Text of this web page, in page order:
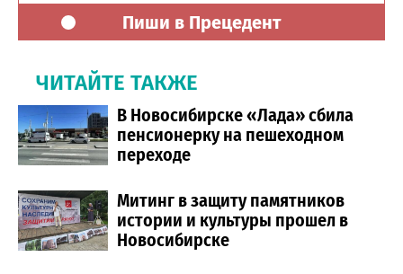
Пиши в Прецедент
ЧИТАЙТЕ ТАКЖЕ
В Новосибирске «Лада» сбила
пенсионерку на пешеходном
переходе
Митинг в защиту памятников
истории и культуры прошел в
Новосибирске